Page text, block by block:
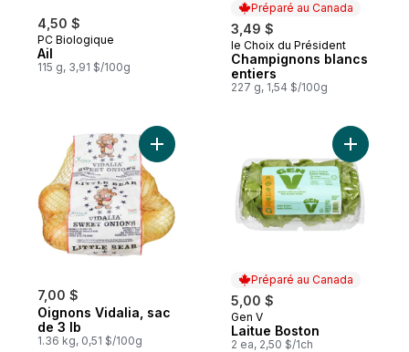
4,50 $
PC Biologique
Ail
115 g, 3,91 $/100g
Préparé au Canada
3,49 $
Préparé au Canada
le Choix du Président
Champignons blancs
entiers
227 g, 1,54 $/100g
7,00 $
Oignons Vidalia, sac
de 3 lb
1.36 kg, 0,51 $/100g
Ajouter Oignons Vidalia, sac de 3 lb au
Préparé au Canada
5,00 $
Préparé au Canada
Gen V
Laitue Boston
2 ea, 2,50 $/1ch
Ajouter